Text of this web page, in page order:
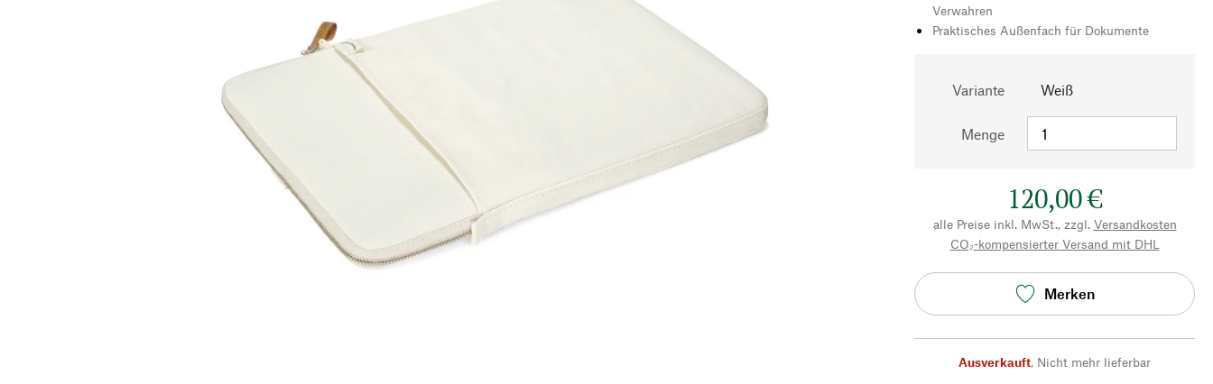
Verwahren
Praktisches Außenfach für Dokumente
Variante Weiß
Menge
120,00 €
alle Preise inkl. MwSt., zzgl. Versandkosten
CO₂-kompensierter Versand mit DHL
Merken
Ausverkauft, Nicht mehr lieferbar